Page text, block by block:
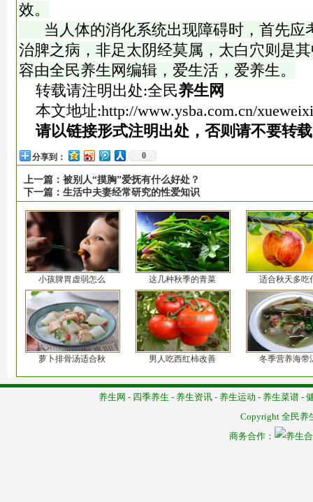
效。
当人体的消化系统出现障碍时，首先应
治脾之病，非足太阴经莫属，太白穴则是
容由全民养生网编辑，爱生活，爱养生。
转载请注明出处:全民养生网
本文地址:http://www.ysba.com.cn/
请以链接形式注明出处，否则请不要转
分享到： 0
上一篇： 被别人“摸胸”爱抚有什么好处？
下一篇： 生活中夫妻经常研究的性爱知识
小孩脾胃虚弱怎么 这几种秋季的青菜 适合秋天多吃
萝卜排骨汤适合秋 男人吃西红柿改善 冬季营养海带
养生网 - 四季养生 - 养生资讯 - 养生运动 - 养生菜谱 -
Copyright 全民养
商务合作：